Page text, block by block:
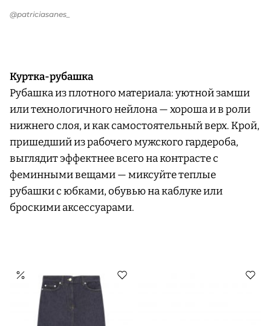
@patriciasanes_
Куртка-рубашка
Рубашка из плотного материала: уютной замши
или технологичного нейлона — хороша и в роли
нижнего слоя, и как самостоятельный верх. Крой,
пришедший из рабочего мужского гардероба,
выглядит эффектнее всего на контрасте с
феминными вещами — миксуйте теплые
рубашки с юбками, обувью на каблуке или
броскими аксессуарами.